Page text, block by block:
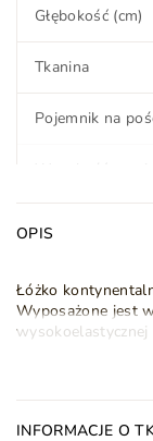
Głębokość (cm)
Tkanina
Pojemnik na
Twardość
Nóżki
Wykonanie
OPIS
Łóżko
Wyposażone jest
INFORMACJE O